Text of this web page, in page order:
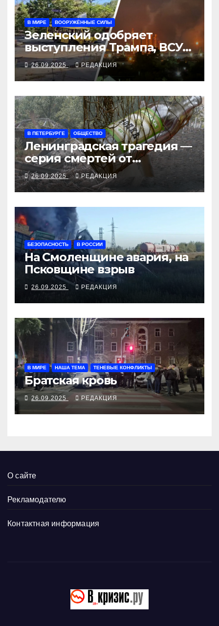
В МИРЕ ВООРУЖЁННЫЕ СИЛЫ
Зеленский одобряет
выступления Трампа, ВСУ
закрыли Добропольский
рубеж
26.09.2025 РЕДАКЦИЯ
В ПЕТЕРБУРГЕ ОБЩЕСТВО
Ленинградская трагедия —
серия смертей от
алкосуррогата
26.09.2025 РЕДАКЦИЯ
БЕЗОПАСНОСТЬ В РОССИИ
На Смоленщине авария, на
Псковщине взрыв
26.09.2025 РЕДАКЦИЯ
В МИРЕ НАША ТЕМА ТЕНЕВЫЕ КОНФЛИКТЫ
Братская кровь
26.09.2025 РЕДАКЦИЯ
О сайте
Рекламодателю
Контактная информация